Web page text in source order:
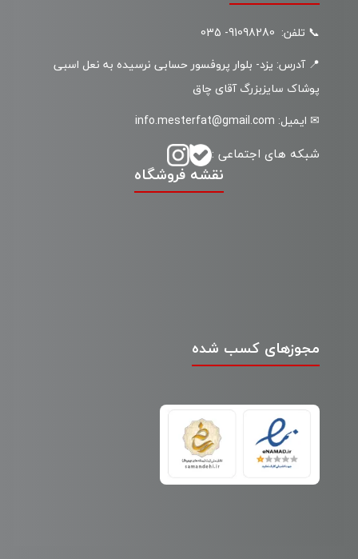
مجوزهای کسب شده
📞 تلفن: 91098280- 035
📍 آدرس: یزد- بلوار پروفسور حسابی نرسیده به نعل اسبی
پوشاک سایزبزرگ آقای چاق
✉ ایمیل: info.mesterfat@gmail.com
شبکه های اجتماعی :
نقشه فروشگاه